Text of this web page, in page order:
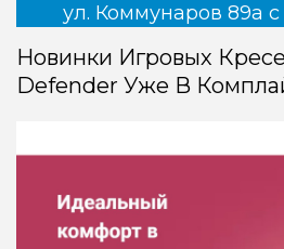
ул. Коммунаров 89а с
Новинки Игровых
Defender Уже В